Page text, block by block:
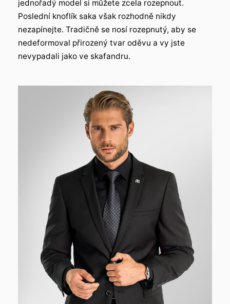
jednořadý model si můžete zcela rozepnout.
Poslední knoflík saka však rozhodně nikdy
nezapínejte. Tradičně se nosí rozepnutý, aby se
nedeformoval přirozený tvar oděvu a vy jste
nevypadali jako ve skafandru.